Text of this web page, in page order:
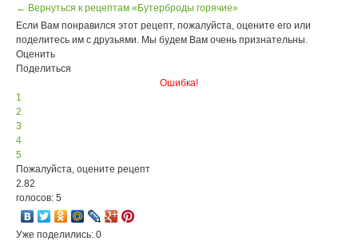
← Вернуться к рецептам «Бутерброды горячие»
Если Вам понравился этот рецепт, пожалуйста, оцените его или
поделитесь им с друзьями. Мы будем Вам очень признательны.
Оценить
Поделиться
Ошибка!
1
2
3
4
5
Пожалуйста, оцените рецепт
2.82
голосов: 5
Уже поделились: 0